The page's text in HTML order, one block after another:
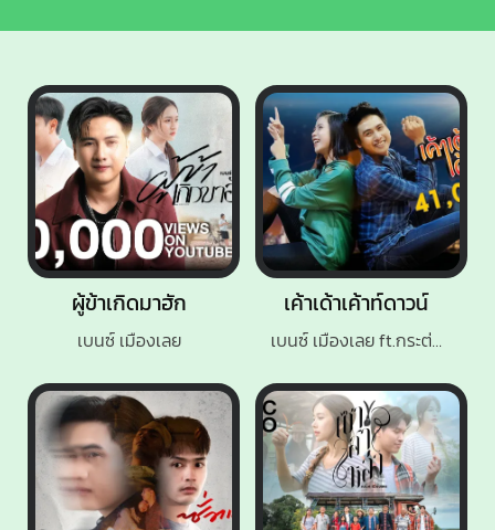
ผู้ข้าเกิดมาฮัก
เบนซ์ เมืองเลย
เค้าเด้าเค้าท์ดาวน์
เบนซ์ เมืองเลย ft.กระต่าย พรรณณิภา